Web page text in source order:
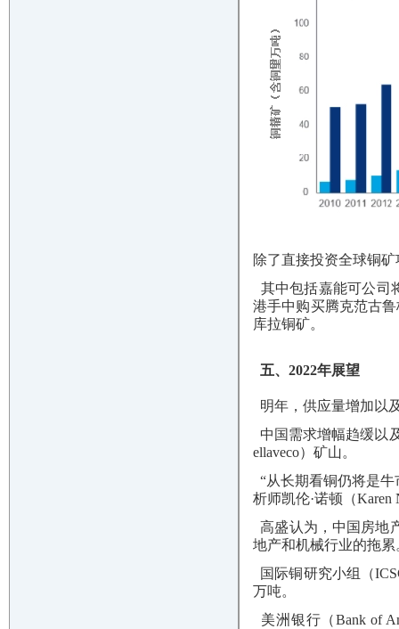
除了直接投资全球铜
其中包括嘉能可公司
港手中购买腾克范古鲁
库拉铜矿。
五、2022年展望
明年，供应量增加以
中国需求增幅趋缓以
ellaveco）矿山。
“从长期看铜仍将是
析师凯伦·诺顿（
高盛认为，中国房地
地产和机械行业的拖累
国际铜研究小组（
万吨。
美洲银行（Bank of